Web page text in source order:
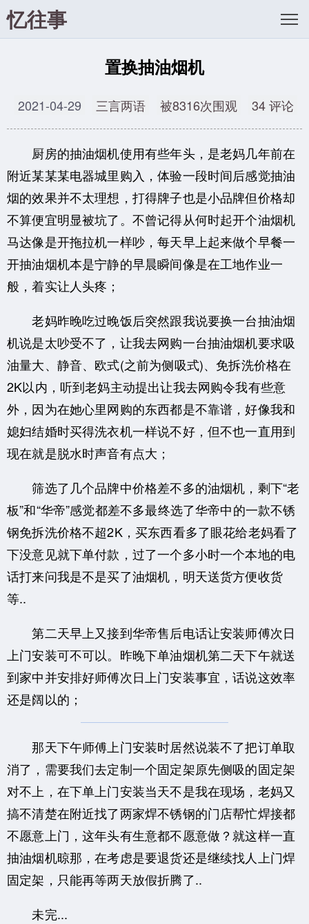
忆往事
置换抽油烟机
2021-04-29 三言两语 被8316次围观 34 评论
厨房的抽油烟机使用有些年头，是老妈几年前在
附近某某某电器城里购入，体验一段时间后感觉抽油
烟的效果并不太理想，打得牌子也是小品牌但价格却
不算便宜明显被坑了。不曾记得从何时起开个油烟机
马达像是开拖拉机一样吵，每天早上起来做个早餐一
开抽油烟机本是宁静的早晨瞬间像是在工地作业一
般，着实让人头疼；
老妈昨晚吃过晚饭后突然跟我说要换一台抽油烟
机说是太吵受不了，让我去网购一台抽油烟机要求吸
油量大、静音、欧式(之前为侧吸式)、免拆洗价格在
2K以内，听到老妈主动提出让我去网购令我有些意
外，因为在她心里网购的东西都是不靠谱，好像我和
媳妇结婚时买得洗衣机一样说不好，但不也一直用到
现在就是脱水时声音有点大；
筛选了几个品牌中价格差不多的油烟机，剩下“老
板”和“华帝”感觉都差不多最终选了华帝中的一款不锈
钢免拆洗价格不超2K，买东西看多了眼花给老妈看了
下没意见就下单付款，过了一个多小时一个本地的电
话打来问我是不是买了油烟机，明天送货方便收货
等..
第二天早上又接到华帝售后电话让安装师傅次日
上门安装可不可以。昨晚下单油烟机第二天下午就送
到家中并安排好师傅次日上门安装事宜，话说这效率
还是阔以的；
那天下午师傅上门安装时居然说装不了把订单取
消了，需要我们去定制一个固定架原先侧吸的固定架
对不上，在下单上门安装当天不是我在现场，老妈又
搞不清楚在附近找了两家焊不锈钢的门店帮忙焊接都
不愿意上门，这年头有生意都不愿意做？就这样一直
抽油烟机晾那，在考虑是要退货还是继续找人上门焊
固定架，只能再等两天放假折腾了..
未完...